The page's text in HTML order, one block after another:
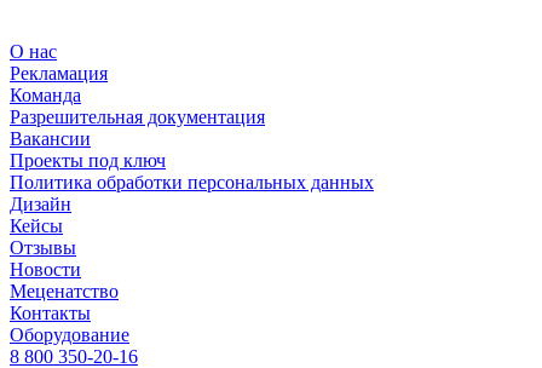
О нас
Рекламация
Команда
Разрешительная документация
Вакансии
Проекты под ключ
Политика обработки персональных данных
Дизайн
Кейсы
Отзывы
Новости
Меценатство
Контакты
Оборудование
8 800 350-20-16